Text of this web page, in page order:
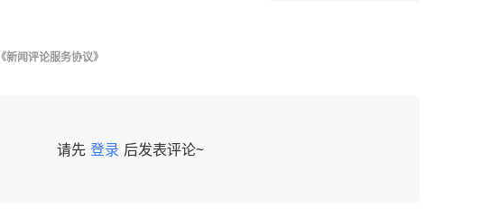
《新闻评论服务协议》
请先 登录 后发表评论~